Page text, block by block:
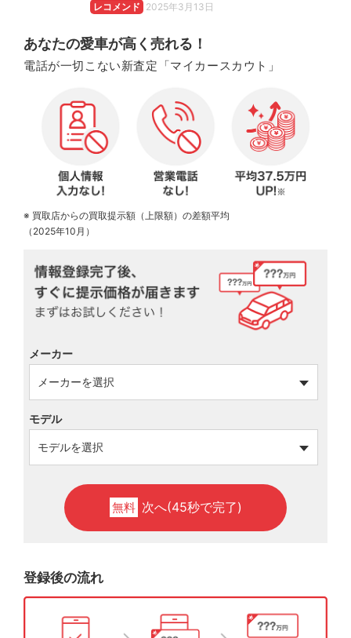
レコメンド 2025年3月13日
あなたの愛車が高く売れる！
電話が一切こない新査定「マイカースカウト」
※ 買取店からの買取提示額（上限額）の差額平均
（2025年10月）
メーカー
モデル
無料 次へ(45秒で完了)
登録後の流れ